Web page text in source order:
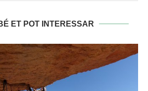
ET POT INTERESSAR